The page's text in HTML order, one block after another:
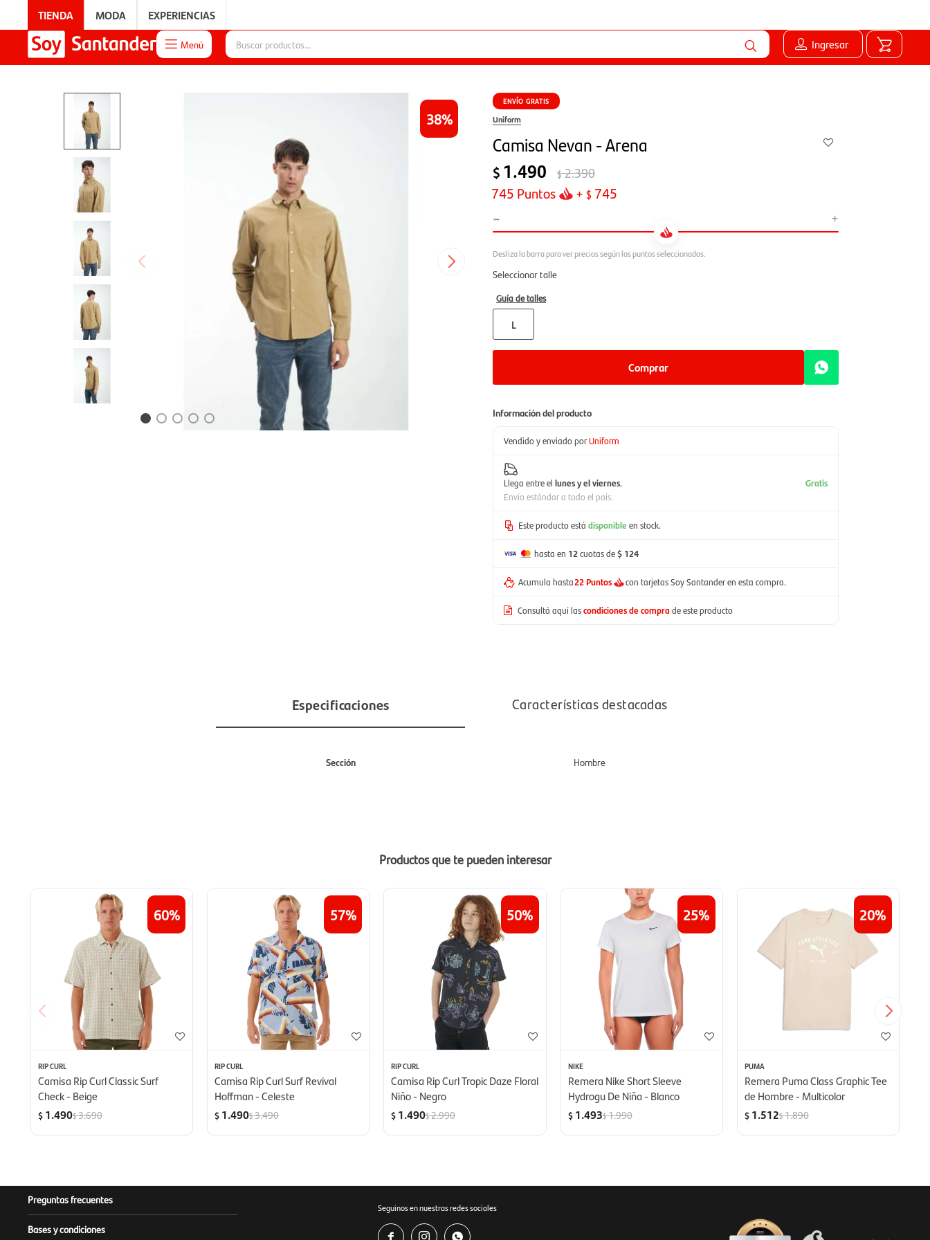
TIENDA MODA EXPERIENCIAS
 Menú Ingresar
38
ENVÍO GRATIS
Uniform
Camisa Nevan - Arena
$ 1.490 $2.390
745 Puntos + $ 745
- +
Seleccionar talle
Guía de talles
L
Comprar
Información del producto
Vendido y enviado porUniform
Llega entre el lunes y el viernes.
Envío estándar a todo el país.
Gratis
Este producto está disponible en stock.
hasta en 12cuotas de$ 124
Acumula hasta22 Puntos con tarjetas Soy Santander en esta compra.
Consultá aquí lascondiciones de comprade este producto
Especificaciones Características destacadas
Sección Hombre
Productos que te pueden interesar
60
RIP CURL
Camisa Rip Curl Classic Surf
Check - Beige
$ 1.490$3.690
57
RIP CURL
Camisa Rip Curl Surf Revival
Hoffman - Celeste
$ 1.490$3.490
50
RIP CURL
Camisa Rip Curl Tropic Daze Floral
Niño - Negro
$ 1.490$2.990
25
NIKE
Remera Nike Short Sleeve
Hydrogu De Niña - Blanco
$ 1.493$1.990
20
PUMA
Remera Puma Class Graphic Tee
de Hombre - Multicolor
$ 1.512$1.890
Preguntas frecuentes
Bases y condiciones
Seguinos en nuestras redes sociales
  